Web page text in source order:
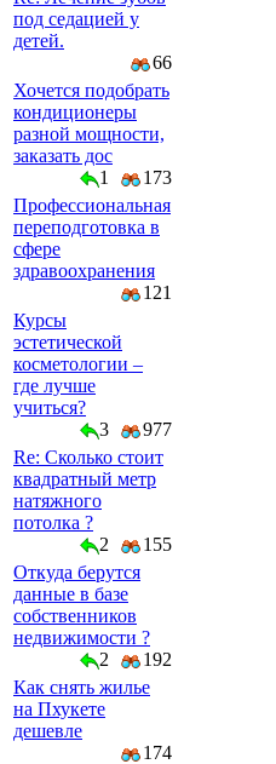
под седацией у
детей.
66
Хочется подобрать
кондиционеры
разной мощности,
заказать дос
1
173
Профессиональная
переподготовка в
сфере
здравоохранения
121
Курсы
эстетической
косметологии –
где лучше
учиться?
3
977
Re: Сколько стоит
квадратный метр
натяжного
потолка ?
2
155
Откуда берутся
данные в базе
собственников
недвижимости ?
2
192
Как снять жилье
на Пхукете
дешевле
174